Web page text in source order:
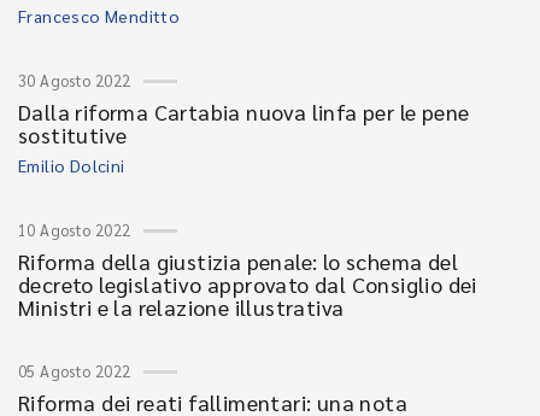
Francesco Menditto
30 Agosto 2022
Dalla riforma Cartabia nuova linfa per le pene
sostitutive
Emilio Dolcini
10 Agosto 2022
Riforma della giustizia penale: lo schema del
decreto legislativo approvato dal Consiglio dei
Ministri e la relazione illustrativa
05 Agosto 2022
Riforma dei reati fallimentari: una nota